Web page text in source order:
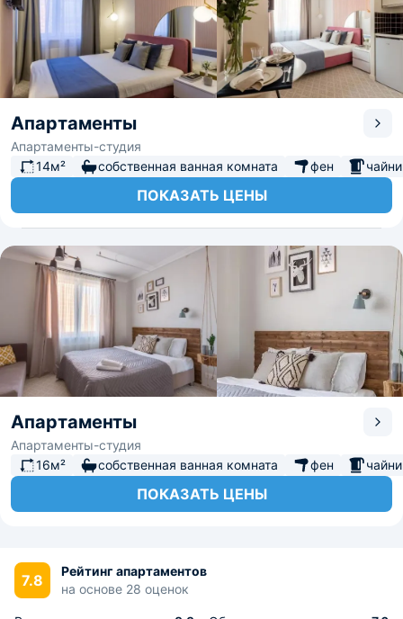
Апартаменты
Апартаменты-студия
14м²
собственная ванная комната фен
ПОКАЗАТЬ ЦЕНЫ
Апартаменты
Апартаменты-студия
16м²
собственная ванная комната фен
ПОКАЗАТЬ ЦЕНЫ
7.8
Рейтинг апартаментов
на основе 28 оценок